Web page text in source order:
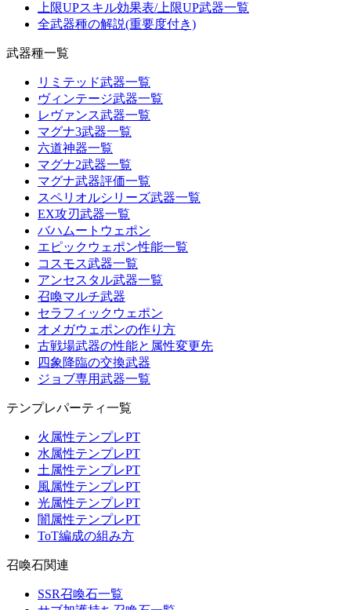
上限UPスキル効果表/上限UP武器一覧
全武器種の解説(重要度付き)
武器種一覧
リミテッド武器一覧
ヴィンテージ武器一覧
レヴァンス武器一覧
マグナ3武器一覧
六道神器一覧
マグナ2武器一覧
マグナ武器評価一覧
スペリオルシリーズ武器一覧
EX攻刃武器一覧
バハムートウェポン
エピックウェポン性能一覧
コスモス武器一覧
アンセスタル武器一覧
召喚マルチ武器
セラフィックウェポン
オメガウェポンの作り方
古戦場武器の性能と属性変更先
四象降臨の交換武器
ジョブ専用武器一覧
テンプレパーティ一覧
火属性テンプレPT
水属性テンプレPT
土属性テンプレPT
風属性テンプレPT
光属性テンプレPT
闇属性テンプレPT
ToT編成の組み方
召喚石関連
SSR召喚石一覧